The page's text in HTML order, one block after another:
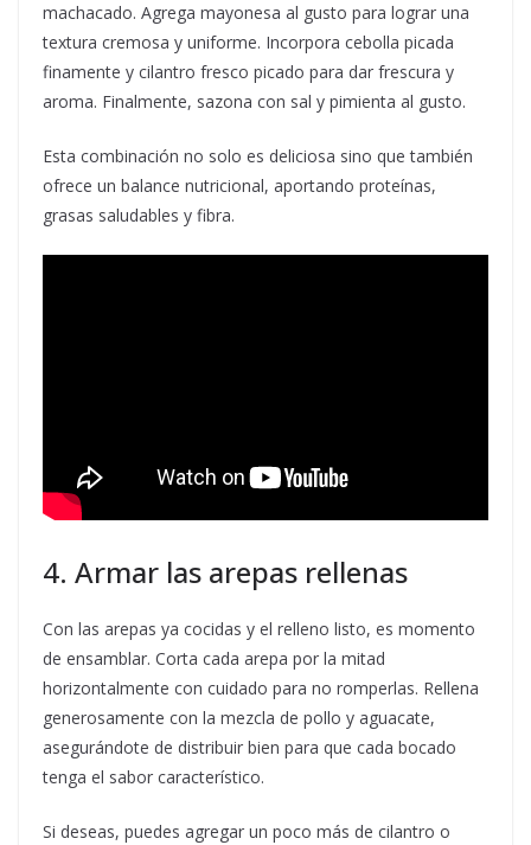
machacado. Agrega mayonesa al gusto para lograr una
textura cremosa y uniforme. Incorpora cebolla picada
finamente y cilantro fresco picado para dar frescura y
aroma. Finalmente, sazona con sal y pimienta al gusto.
Esta combinación no solo es deliciosa sino que también
ofrece un balance nutricional, aportando proteínas,
grasas saludables y fibra.
4. Armar las arepas rellenas
Con las arepas ya cocidas y el relleno listo, es momento
de ensamblar. Corta cada arepa por la mitad
horizontalmente con cuidado para no romperlas. Rellena
generosamente con la mezcla de pollo y aguacate,
asegurándote de distribuir bien para que cada bocado
tenga el sabor característico.
Si deseas, puedes agregar un poco más de cilantro o